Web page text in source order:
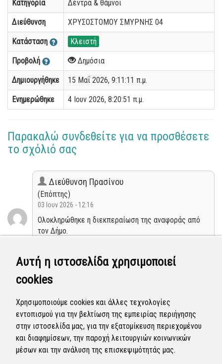
Αυτή η ιστοσελίδα χρησιμοποιεί
cookies
Χρησιμοποιούμε cookies και άλλες τεχνολογίες
εντοπισμού για την βελτίωση της εμπειρίας περιήγησης
στην ιστοσελίδα μας, για την εξατομίκευση περιεχομένου
και διαφημίσεων, την παροχή λειτουργιών κοινωνικών
μέσων και την ανάλυση της επισκεψιμότητάς μας.
Κατηγορία Δέντρα & θάμνοι
Διεύθυνση ΧΡΥΣΟΣΤΟΜΟΥ ΣΜΥΡΝΗΣ 04
Κατάσταση Κλειστή
Προβολή Δημόσια
Δημιουργήθηκε 15 Μαΐ 2026, 9:11:11 π.μ.
Ενημερώθηκε 4 Ιουν 2026, 8:20:51 π.μ.
Παρακαλώ συνδεθείτε για να προσθέσετε
το σχόλιό σας
Διεύθυνση Πρασίνου
(Επόπτης)
03 Ιουν 2026 - 12:16
Ολοκληρώθηκε η διεκπεραίωση της αναφοράς από
τον Δήμο.
Διεύθυνση Πρασίνου
(Επόπτης)
15 Μαΐ 2026 - 12:06
Η αναφορά προγραμματίστηκε να επιλυθεί.
Προγραμματισμένη